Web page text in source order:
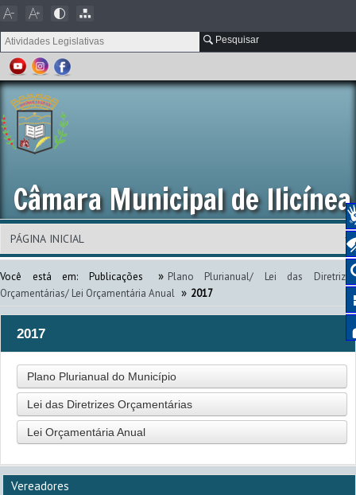
Pesquisar
Câmara Municipal de Ilicínea
Você está em: Publicações » Plano Plurianual/ Lei das Diretrizes
Orçamentárias/ Lei Orçamentária Anual » 2017
2017
Plano Plurianual do Município
Lei das Diretrizes Orçamentárias
Lei Orçamentária Anual
Vereadores